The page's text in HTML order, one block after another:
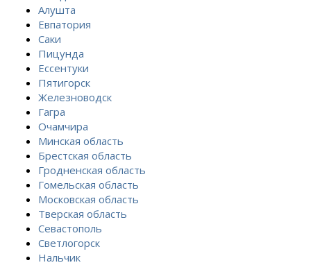
Алушта
Евпатория
Саки
Пицунда
Ессентуки
Пятигорск
Железноводск
Гагра
Очамчира
Минская область
Брестская область
Гродненская область
Гомельская область
Московская область
Тверская область
Севастополь
Светлогорск
Нальчик